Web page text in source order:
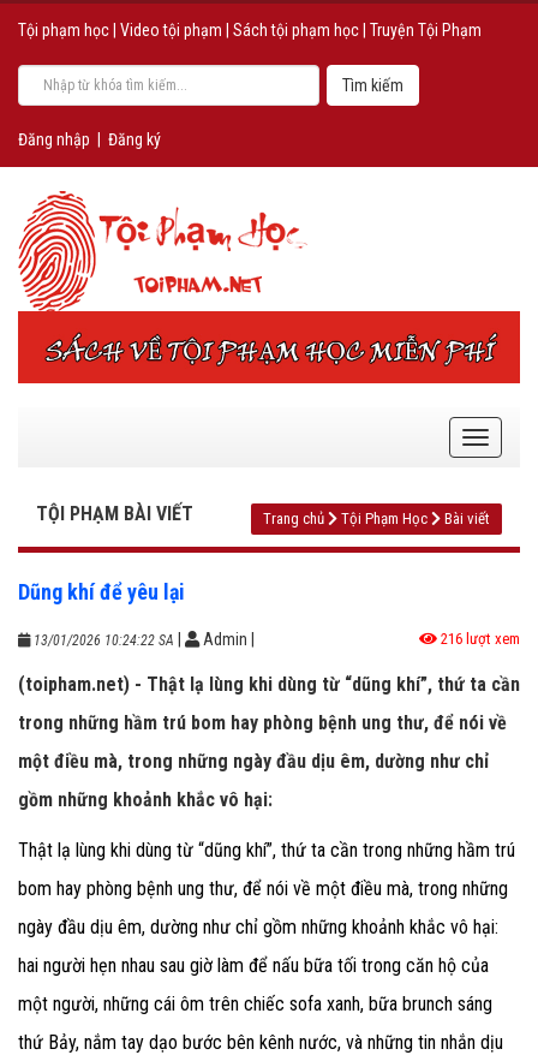
Tội phạm học Video tội phạm Sách tội phạm học Truyện Tội Phạm
Đăng nhập Đăng ký
TỘI PHẠM BÀI VIẾT Trang chủ Tội Phạm Học Bài viết
Dũng khí để yêu lại
13/01/2026 10:24:22 SA Admin 216 lượt xem
(toipham.net) - Thật lạ lùng khi dùng từ “dũng khí”, thứ ta cần
trong những hầm trú bom hay phòng bệnh ung thư, để nói về
một điều mà, trong những ngày đầu dịu êm, dường như chỉ
gồm những khoảnh khắc vô hại:
Thật lạ lùng khi dùng từ “dũng khí”, thứ ta cần trong những hầm trú
bom hay phòng bệnh ung thư, để nói về một điều mà, trong những
ngày đầu dịu êm, dường như chỉ gồm những khoảnh khắc vô hại:
hai người hẹn nhau sau giờ làm để nấu bữa tối trong căn hộ của
một người, những cái ôm trên chiếc sofa xanh, bữa brunch sáng
thứ Bảy, nắm tay dạo bước bên kênh nước, và những tin nhắn dịu